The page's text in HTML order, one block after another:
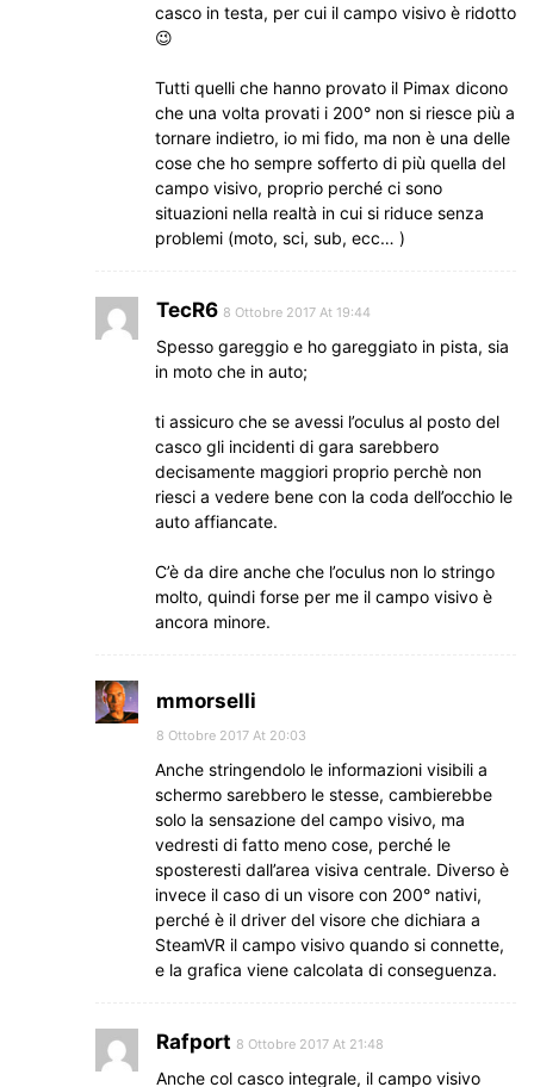
casco in testa, per cui il campo visivo è ridotto
😉
Tutti quelli che hanno provato il Pimax dicono
che una volta provati i 200° non si riesce più a
tornare indietro, io mi fido, ma non è una delle
cose che ho sempre sofferto di più quella del
campo visivo, proprio perché ci sono
situazioni nella realtà in cui si riduce senza
problemi (moto, sci, sub, ecc… )
TecR6 8 Ottobre 2017 At 19:44
Spesso gareggio e ho gareggiato in pista, sia
in moto che in auto;
ti assicuro che se avessi l’oculus al posto del
casco gli incidenti di gara sarebbero
decisamente maggiori proprio perchè non
riesci a vedere bene con la coda dell’occhio le
auto affiancate.
C’è da dire anche che l’oculus non lo stringo
molto, quindi forse per me il campo visivo è
ancora minore.
mmorselli
8 Ottobre 2017 At 20:03
Anche stringendolo le informazioni visibili a
schermo sarebbero le stesse, cambierebbe
solo la sensazione del campo visivo, ma
vedresti di fatto meno cose, perché le
sposteresti dall’area visiva centrale. Diverso è
invece il caso di un visore con 200° nativi,
perché è il driver del visore che dichiara a
SteamVR il campo visivo quando si connette,
e la grafica viene calcolata di conseguenza.
Rafport 8 Ottobre 2017 At 21:48
Anche col casco integrale, il campo visivo